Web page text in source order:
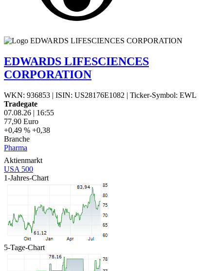
EDWARDS LIFESCIENCES
CORPORATION
WKN: 936853 | ISIN: US28176E1082 | Ticker-Symbol: EWL
Tradegate
07.08.26 | 16:55
77,90 Euro
+0,49 % +0,38
Branche
Pharma
Aktienmarkt
USA 500
1-Jahres-Chart
5-Tage-Chart